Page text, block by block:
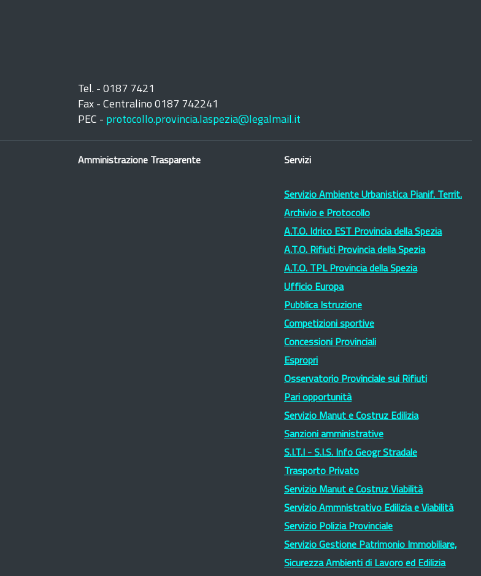
Tel. - 0187 7421
Fax - Centralino 0187 742241
PEC - protocollo.provincia.laspezia@legalmail.it
Amministrazione Trasparente Servizi
Servizio Ambiente Urbanistica Pianif. Territ.
Archivio e Protocollo
A.T.O. Idrico EST Provincia della Spezia
A.T.O. Rifiuti Provincia della Spezia
A.T.O. TPL Provincia della Spezia
Ufficio Europa
Pubblica Istruzione
Competizioni sportive
Concessioni Provinciali
Espropri
Osservatorio Provinciale sui Rifiuti
Pari opportunità
Servizio Manut e Costruz Edilizia
Sanzioni amministrative
S.I.T.I - S.I.S. Info Geogr Stradale
Trasporto Privato
Servizio Manut e Costruz Viabilità
Servizio Ammnistrativo Edilizia e Viabilità
Servizio Polizia Provinciale
Servizio Gestione Patrimonio Immobiliare,
Sicurezza Ambienti di Lavoro ed Edilizia